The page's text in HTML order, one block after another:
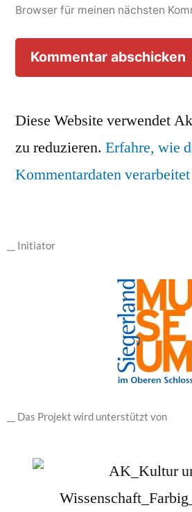
Browser für meinen nächsten
Diese Website verwendet
zu reduzieren. Erfahre, wie
Kommentardaten
__ Initiator
__ Das Projekt wird unterstützt von